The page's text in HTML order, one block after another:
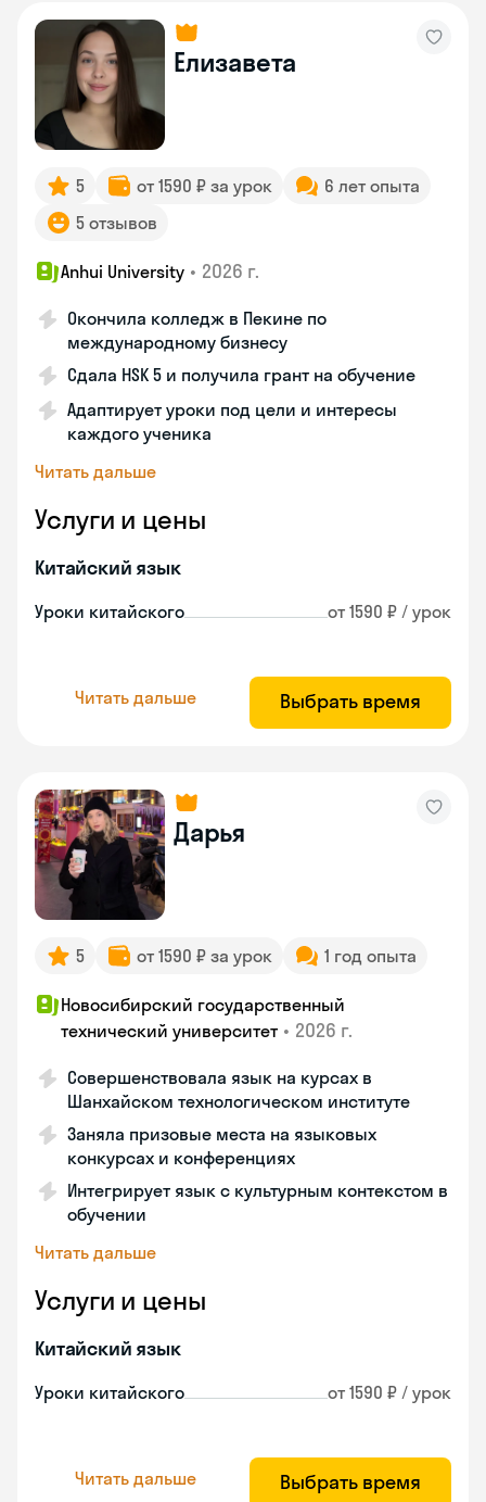
Елизавета
5 от 1590 ₽ за урок
6 лет опыта
5 отзывов
Anhui University • 2026 г.
Окончила колледж в Пекине по
международному бизнесу
Сдала HSK 5 и получила грант на обучение
Адаптирует уроки под цели и интересы
каждого ученика
Читать дальше
Услуги и цены
Китайский язык
Уроки китайского от 1590 ₽ / урок
Читать дальше Выбрать время
Дарья
5 от 1590 ₽ за урок 1 год опыта
Новосибирский государственный
технический университет • 2026 г.
Совершенствовала язык на курсах в
Шанхайском технологическом институте
Заняла призовые места на языковых
конкурсах и конференциях
Интегрирует язык с культурным контекстом в
обучении
Читать дальше
Услуги и цены
Китайский язык
Уроки китайского от 1590 ₽ / урок
Читать дальше Выбрать время